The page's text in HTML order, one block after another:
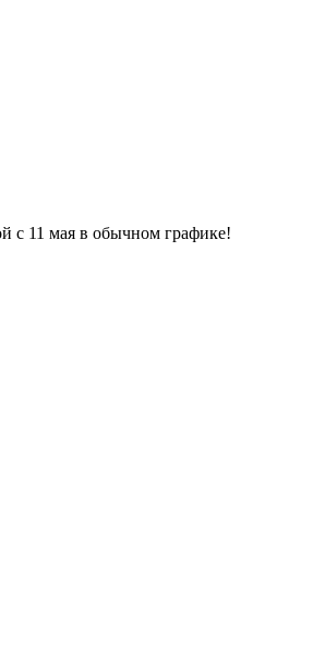
с 11 мая в обычном графике!